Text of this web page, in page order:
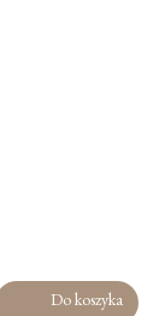
Do koszyka